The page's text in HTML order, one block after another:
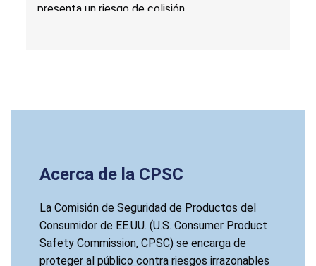
presenta un riesgo de colisión.
Acerca de la CPSC
La Comisión de Seguridad de Productos del
Consumidor de EE.UU. (U.S. Consumer Product
Safety Commission, CPSC) se encarga de
proteger al público contra riesgos irrazonables